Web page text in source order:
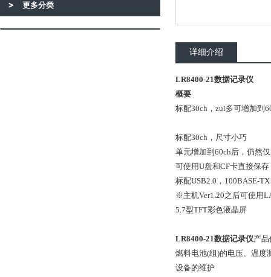
更多分类
详细介绍
LR8400-21数据记录仪
概要
标配30ch ，zui多可增加到
标配30ch ，尺寸小巧
单元增加到 60ch后，仍然仅
可使用U盘和CF卡直接保存
标配USB2.0 ， 100BASE-
※主机Ver1.20之后可使用
5.7型TFT彩色液晶屏
LR8400-21数据记录仪产
燃料电池(组)的电压、温度
设备的维护